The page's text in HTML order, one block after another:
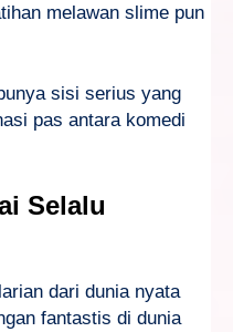
melawan slime pun
sisi serius yang
pas antara komedi
Selalu
dari dunia nyata
fantastis di dunia